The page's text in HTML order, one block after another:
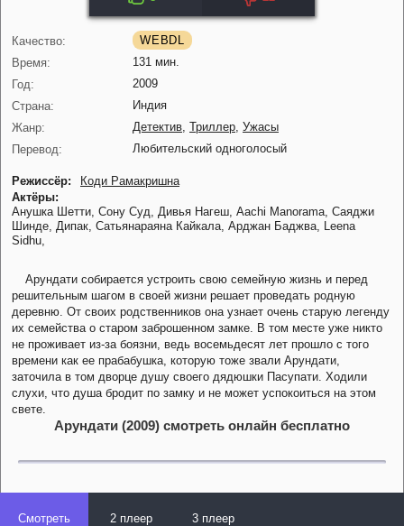
IMDB: 7.4 KP: 6.9
Качество:
WEBDL
Время:
131 мин.
Год:
2009
Страна:
Индия
Жанр:
Детектив Триллер Ужасы
Перевод:
Любительский одноголосый
Режиссёр:
Коди Рамакришна
Актёры:
Анушка Шетти, Сону Суд, Дивья Нагеш, Aachi Manorama, Саяджи
Шинде, Дипак, Сатьянараяна Кайкала, Арджан Баджва,
Leena
Sidhu,
Арундати собирается устроить свою семейную жизнь и перед
решительным шагом в своей жизни решает проведать родную
деревню. От своих родственников она узнает очень старую легенду
их семейства о старом заброшенном замке. В том месте уже никто
не проживает из-за боязни, ведь восемьдесят лет прошло с того
времени как ее прабабушка, которую тоже звали Арундати,
заточила в том дворце душу своего дядюшки Пасупати. Ходили
слухи, что душа бродит по замку и не может успокоиться на этом
свете.
Арундати (2009) смотреть онлайн бесплатно
Смотреть 2 плеер 3 плеер